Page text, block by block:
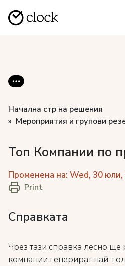
Начална стр на решения
Мероприятия и групови
Топ Компании по
Променена на: Wed, 30 юли,
Print
Справката
Чрез тази справка лесно ще
компании генерират най-